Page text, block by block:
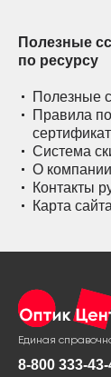
Полезные
по ресурсу
Полезные
Правила
Система
О компании
Контакты
Карта сайта
Единая
8-800 333-